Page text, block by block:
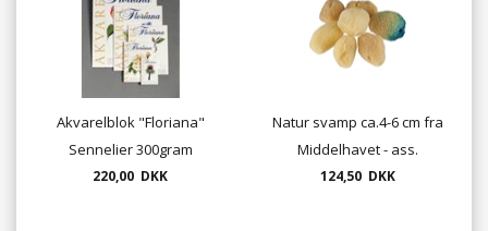
Akvarelblok "Floriana"
Sennelier 300gram
30x40cm 20ark ( tilbud =
220,00 DKK
Natur svamp ca.4-6 cm fra
Middelhavet - ass.
størrelser - 10 stk. pr.
124,50 DKK